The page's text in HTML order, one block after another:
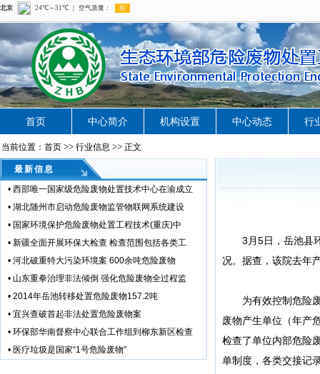
首页 中心简介 机构设置 中心动态 行
当前位置：首页 >> 行业信息 >> 正文
最新信息
• 西部唯一国家级危险废物处置技术中心在渝成立
• 湖北随州市启动危险废物监管物联网系统建设
• 国家环境保护危险废物处置工程技术(重庆)中
• 新疆全面开展环保大检查 检查范围包括各类工
• 河北破重特大污染环境案 600余吨危险废物
• 山东重拳治理非法倾倒 强化危险废物全过程监
• 2014年岳池转移处置危险废物157.2吨
• 宜兴查破首起非法处置危险废物案
• 环保部华南督察中心联合工作组到柳东新区检查
• 医疗垃圾是国家“1号危险废物”
3月5日，岳池县环
况。据查，该院去年
为有效控制危险废
废物产生单位（年产
检查了单位内部危险
单制度，各类交接记